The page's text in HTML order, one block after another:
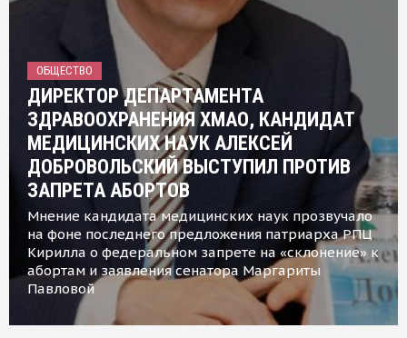
ОБЩЕСТВО
ДИРЕКТОР ДЕПАРТАМЕНТА
ЗДРАВООХРАНЕНИЯ ХМАО, КАНДИДАТ
МЕДИЦИНСКИХ НАУК АЛЕКСЕЙ
ДОБРОВОЛЬСКИЙ ВЫСТУПИЛ ПРОТИВ
ЗАПРЕТА АБОРТОВ
Мнение кандидата медицинских наук прозвучало
на фоне последнего предложения патриарха РПЦ
Кирилла о федеральном запрете на «склонение» к
абортам и заявления сенатора Маргариты
Павловой